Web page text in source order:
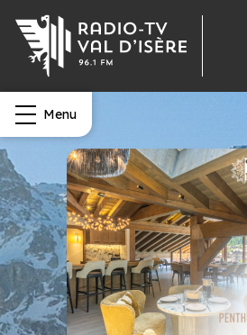
Menu